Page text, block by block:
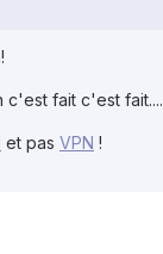
c'est fait c'est fait....
et pas VPN !